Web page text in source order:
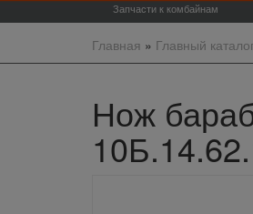
Запчасти к комбайнам
Главная » Главный
Нож